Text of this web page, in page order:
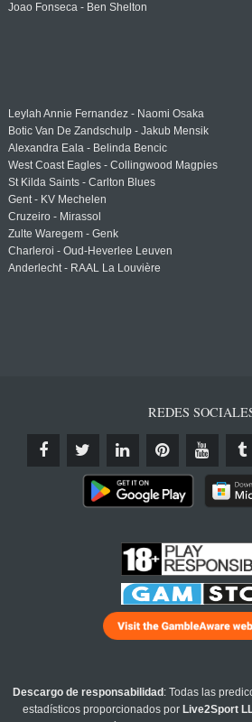
Joao Fonseca - Ben Shelton
Leylah Annie Fernandez - Naomi Osaka
Botic Van De Zandschulp - Jakub Mensik
Alexandra Eala - Belinda Bencic
West Coast Eagles - Collingwood Magpies
St Kilda Saints - Carlton Blues
Gent - KV Mechelen
Cruzeiro - Mirassol
Zulte Waregem - Genk
Charleroi - Oud-Heverlee Leuven
Anderlecht - RAAL La Louvière
REDES
Descargo de responsabilidad : Todas las
estadísticos proporcionados por Live2Sport